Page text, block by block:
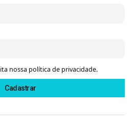
nossa política de privacidade.